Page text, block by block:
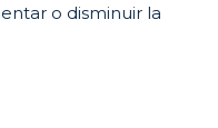
o disminuir la